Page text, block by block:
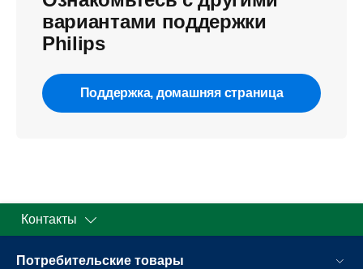
вариантами поддержки
Philips
Поддержка, домашняя страница
Контакты
Потребительские товары